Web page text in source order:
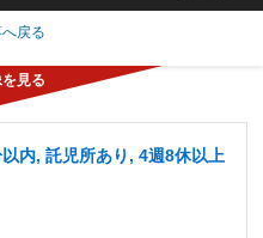
へ戻る
内, 託児所あり, 4週8休以上